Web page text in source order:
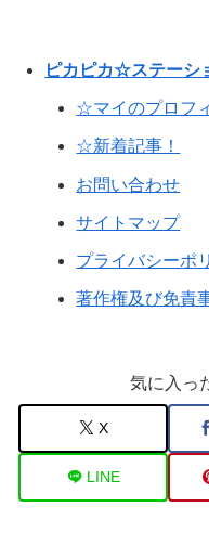
ピカピカ☆ステーシ
☆マイのプロフ
☆新着記事！
お問い合わせ
サイトマップ
プライバシーポ
著作権及び免責
気に入っ
X
LINE